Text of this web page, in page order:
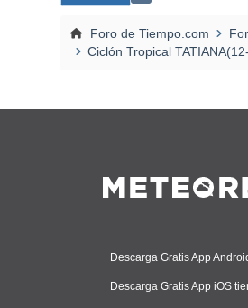
Foro de Tiempo.com
Ciclón Tropical
Descarga Gratis App
Descarga Gratis App iOS